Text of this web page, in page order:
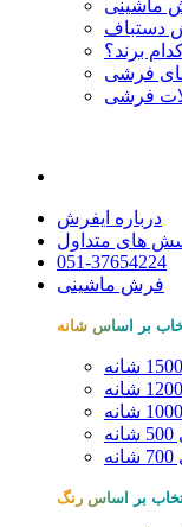
ماشینی
دستباف
برند؟
فرشی
فرشی
درباره ایفرش
های متداول
051-37654224
فرش ماشینی
بر اساس شانه
بر اساس رنگ